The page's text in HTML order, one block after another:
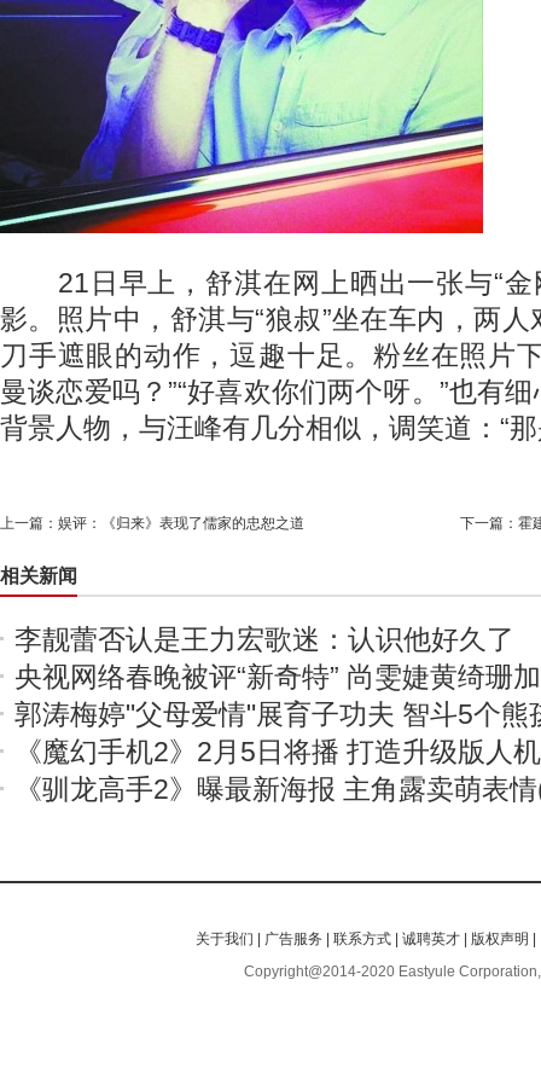
21日早上，舒淇在网上晒出一张与“金
影。照片中，舒淇与“狼叔”坐在车内，两
刀手遮眼的动作，逗趣十足。粉丝在照片
曼谈恋爱吗？”“好喜欢你们两个呀。”也有
背景人物，与汪峰有几分相似，调笑道：“
上一篇： 娱评：《归来》表现了儒家的忠恕之道 下一篇： 霍
相关新闻
李靓蕾否认是王力宏歌迷：认识他好久了
央视网络春晚被评“新奇特” 尚雯婕黄绮珊
郭涛梅婷"父母爱情"展育子功夫 智斗5个熊
《魔幻手机2》2月5日将播 打造升级版人
《驯龙高手2》曝最新海报 主角露卖萌表
关于我们 | 广告服务 |联系方式 |诚聘英才 | 版权声明 |
Copyright@2014-2020 Eastyule